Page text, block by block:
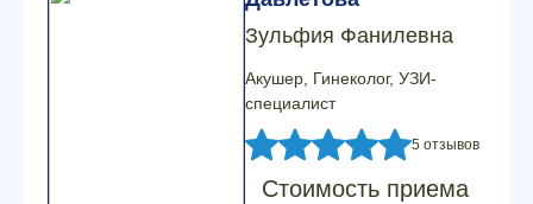
Зульфия Фанилевна
Акушер, Гинеколог, УЗИ-
специалист
5 отзывов
Стоимость приема